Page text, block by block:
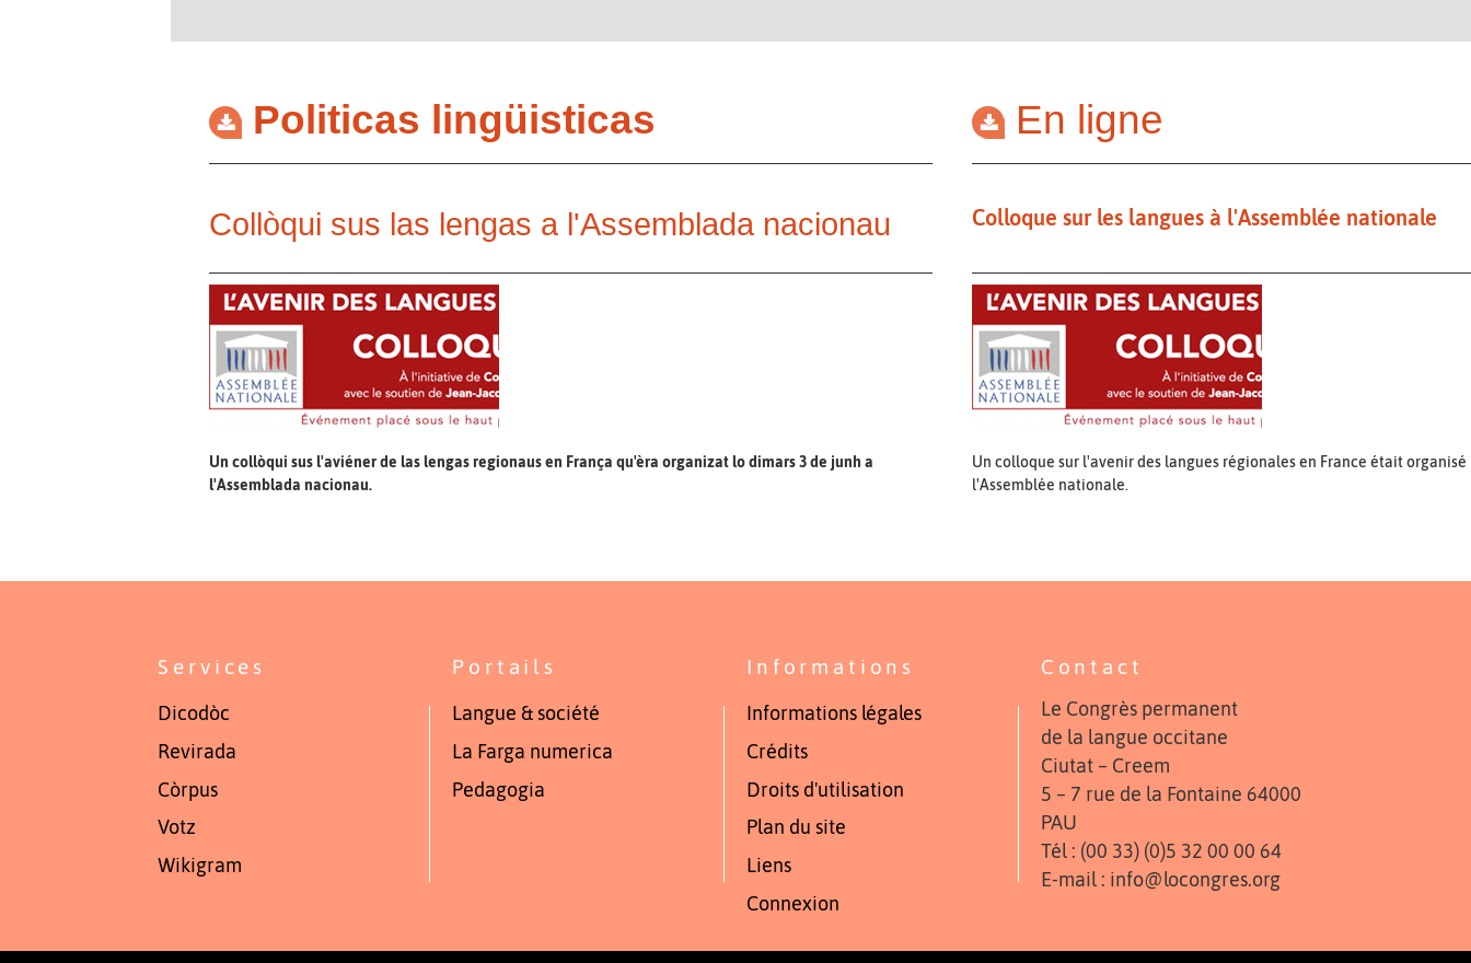
Politicas lingüisticas En ligne
Collòqui sus las lengas a l'Assemblada nacionau Colloque sur les langues à l'Assemblée nationale
Un collòqui sus l'aviéner de las lengas regionaus en França qu'èra organizat lo dimars 3 de junh a
l'Assemblada nacionau.
Un colloque sur l'avenir des langues régionales en France était
l'Assemblée nationale.
Services
Dicodòc
Revirada
Còrpus
Votz
Wikigram
Portails
Langue & société
La Farga numerica
Pedagogia
Informations
Informations légales
Crédits
Droits d'utilisation
Plan du site
Liens
Connexion
Contact
Le Congrès permanent
de la langue occitane
Ciutat – Creem
5 – 7 rue de la Fontaine 64000
PAU
Tél : (00 33) (0)5 32 00 00 64
E-mail : info@locongres.org